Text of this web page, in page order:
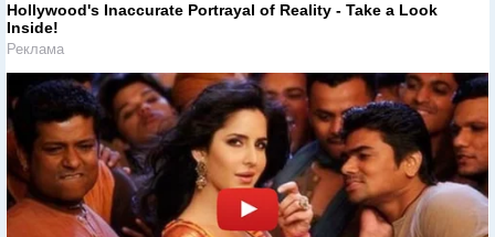
Hollywood's Inaccurate Portrayal of Reality - Take a Look
Inside!
Реклама